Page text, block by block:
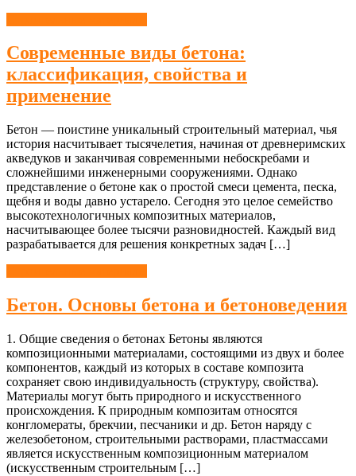
Современные виды бетона:
классификация, свойства и
применение
Бетон — поистине уникальный строительный материал, чья
история насчитывает тысячелетия, начиная от древнеримских
акведуков и заканчивая современными небоскребами и
сложнейшими инженерными сооружениями. Однако
представление о бетоне как о простой смеси цемента, песка,
щебня и воды давно устарело. Сегодня это целое семейство
высокотехнологичных композитных материалов,
насчитывающее более тысячи разновидностей. Каждый вид
разрабатывается для решения конкретных задач […]
Бетон. Основы бетона и бетоноведения
1. Общие сведения о бетонах Бетоны являются
композиционными материалами, состоящими из двух и более
компонентов, каждый из которых в составе композита
сохраняет свою индивидуальность (структуру, свойства).
Материалы могут быть природного и искусственного
происхождения. К природным композитам относятся
конгломераты, брекчии, песчаники и др. Бетон наряду с
железобетоном, строительными растворами, пластмассами
является искусственным композиционным материалом
(искусственным строительным […]